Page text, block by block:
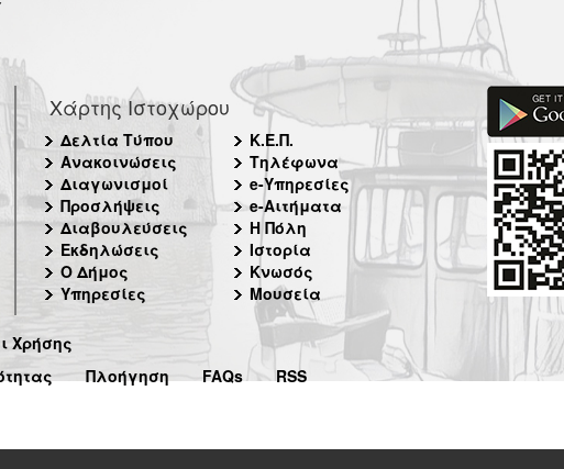
Χάρτης Ιστοχώρου
Δελτία Τύπου
Ανακοινώσεις
Διαγωνισμοί
Προσλήψεις
Διαβουλεύσεις
Εκδηλώσεις
Ο Δήμος
Υπηρεσίες
Κ.Ε.Π.
Τηλέφωνα
e-Υπηρεσίες
e-Αιτήματα
Η Πόλη
Ιστορία
Κνωσός
Μουσεία
Χρήσης
Πλοήγηση FAQs RSS